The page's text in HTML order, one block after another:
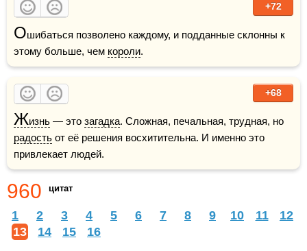
+72
Ошибаться позволено каждому, и подданные склонны к
этому больше, чем короли.
+68
Жизнь — это загадка
радость от её решения восхитительна. И именно это
привлекает людей.
960 цитат
1 2 3 4 5 6 7 8 9 10 11
12
13
14 15 16